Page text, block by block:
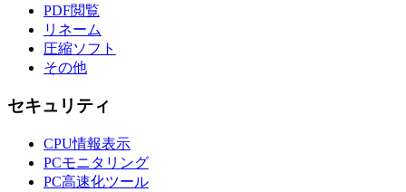
PDF閲覧
リネーム
圧縮ソフト
その他
セキュリティ
CPU情報表示
PCモニタリング
PC高速化ツール